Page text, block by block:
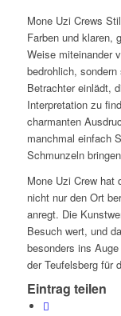
Mone Uzi Crews
Farben und klaren,
Weise miteinander
bedrohlich,
Betrachter einlädt,
Interpretation zu
charmanten
manchmal einfach
Schmunzeln
Mone Uzi Crew hat
nicht nur den Ort
anregt. Die
Besuch wert, und
besonders ins
der Teufelsberg für
Eintrag teilen